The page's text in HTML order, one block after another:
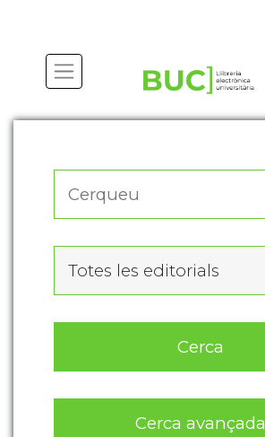
Totes les editorials
Cerca
Cerca avançada